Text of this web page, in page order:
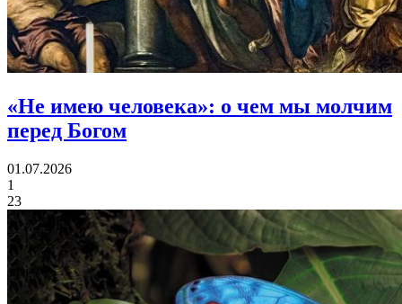
«Не имею человека»: о чем мы молчим
перед Богом
01.07.2026
1
23